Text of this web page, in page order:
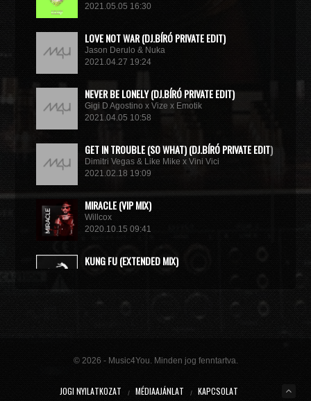
2021.05.05 16:30
LOVE NOT WAR (DJ.BÍRÓ PRIVATE EDIT)
Jason Derulo & Nuka
2021.04.27 19:24
NEVER BE LONELY (DJ.BÍRÓ PRIVATE EDIT)
Gigi D Agostino x Vize x Emotik
2021.04.05 10:58
GET IN TROUBLE (SO WHAT) (DJ.BÍRÓ PRIVATE EDIT)
Dimitri Vegas & Like Mike x Vini Vici
2021.02.18 19:09
MIRACLE (VIP MIX)
Willcox
2020.10.15 09:41
KUNG FU (EXTENDED MIX)
© 2026 - Music4You. Minden jog fenntartva.
JOGI NYILATKOZAT MÉDIAAJÁNLAT KAPCSOLAT